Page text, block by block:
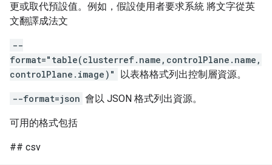
更或取代預設值。例如，假設使用者要求系統 將文字從英
文翻譯成法文
--
format="table(clusterref.name,controlPlane.name,
controlPlane.image)"
以表格格式列出控制層資源。
--format=json 會以 JSON 格式列出資源。
可用的格式包括
## csv